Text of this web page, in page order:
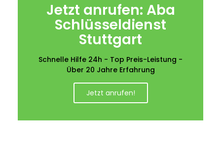
Jetzt anrufen: Aba
Schlüsseldienst
Stuttgart
Schnelle Hilfe 24h - Top Preis-Leistung -
Über 20 Jahre Erfahrung
Jetzt anrufen!